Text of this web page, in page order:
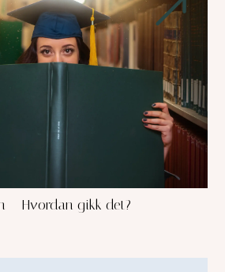
– Hvordan gikk det?